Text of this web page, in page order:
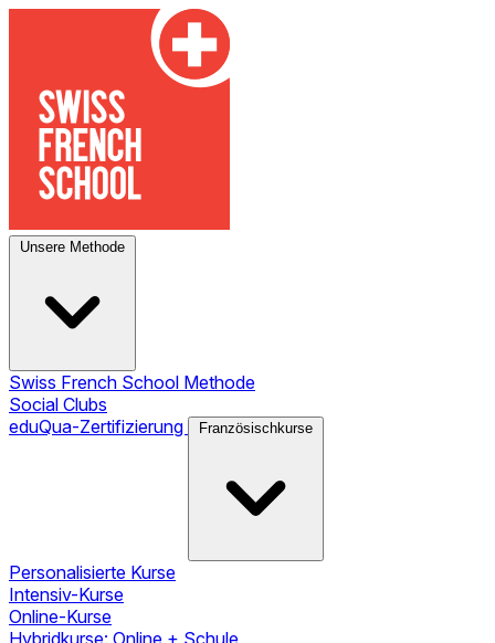
Unsere Methode
Swiss French School Methode
Social Clubs
eduQua-Zertifizierung
Französischkurse
Personalisierte Kurse
Intensiv-Kurse
Online-Kurse
Hybridkurse: Online + Schule